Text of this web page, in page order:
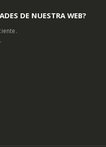
DE NUESTRA WEB?